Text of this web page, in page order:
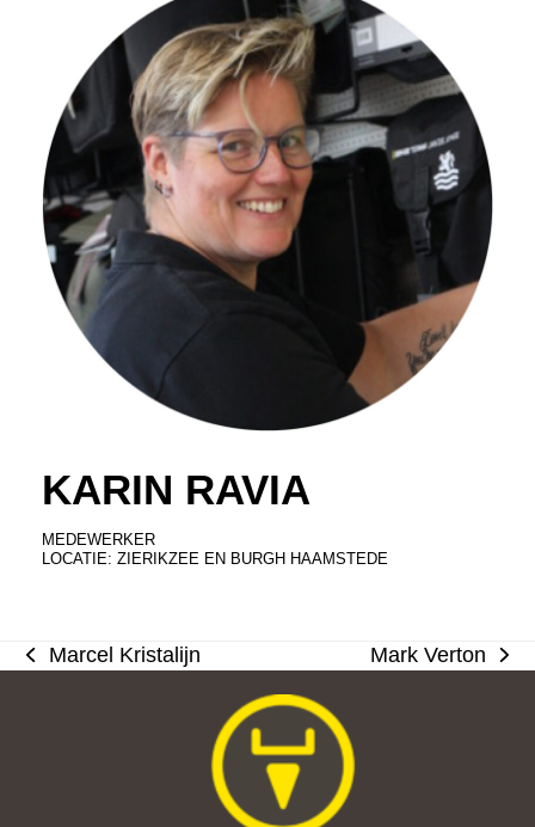
KARIN RAVIA
MEDEWERKER
LOCATIE: ZIERIKZEE EN BURGH HAAMSTEDE
previous
Marcel Kristalijn
next
Mark Verton